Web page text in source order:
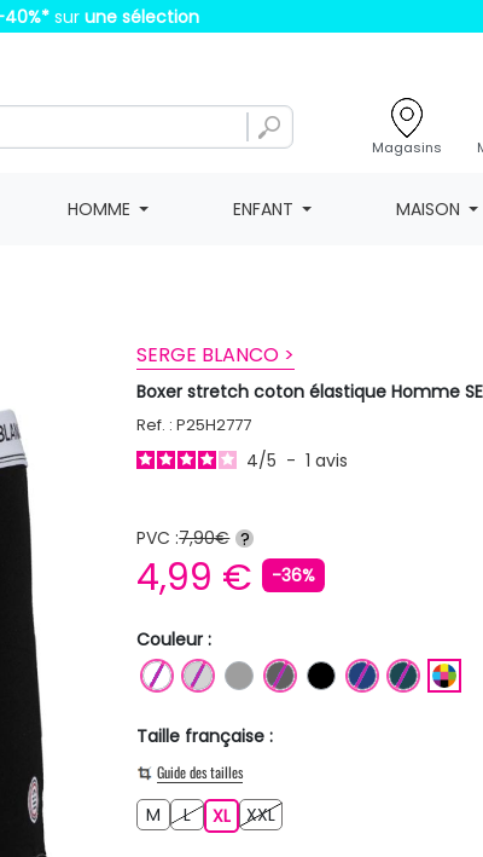
* sur une sélection
Magasins
HOMME ENFANT MAISON
SERGE BLANCO >
Boxer stretch coton élastique Homme
Ref. : P25H2777
4/5 - 1avis
PVC :7,90€ ?
4,99 € -36%
Couleur :
BLANCGRIS CLAIR
GRISGRIS FONCE
NOIRBLEU FONCE
BLEU
Taille française :
Guide des tailles
M LL XLXLXXLXXL